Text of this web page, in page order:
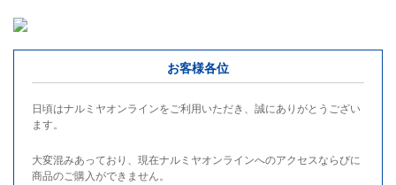
お客様各位
日頃はナルミヤオンラインをご利用いただき、誠にありがとうござい
ます。
大変混みあっており、現在ナルミヤオンラインへのアクセスならびに
商品のご購入ができません。